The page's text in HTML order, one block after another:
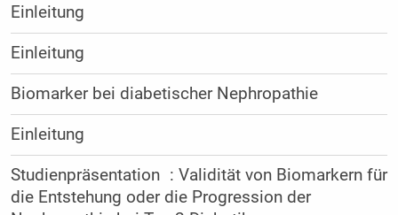
Einleitung
Einleitung
Biomarker bei diabetischer Nephropathie
Einleitung
Studienpräsentation : Validität von Biomarkern für
die Entstehung oder die Progression der